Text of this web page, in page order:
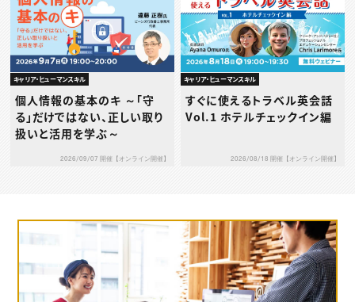
キャリア・ヒューマンスキル
個人情報の基本のキ ～「守
る」だけではない、正しい取り
扱いと活用を学ぶ～
2026/09/07 開催【オンライン開催】
キャリア・ヒューマンスキル
すぐに使えるトラベル英会話
Vol.1 ホテルチェックイン編
2026/08/18 開催【オンライン開催】